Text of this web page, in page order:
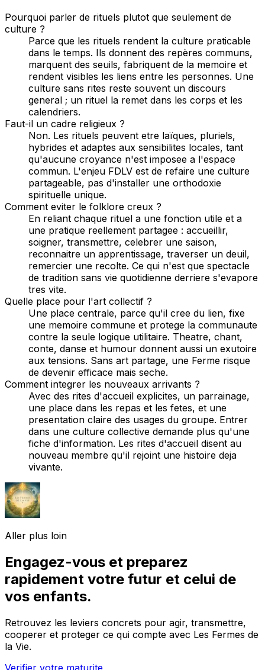
Pourquoi parler de rituels plutot que seulement de
culture ?
Parce que les rituels rendent la culture praticable
dans le temps. Ils donnent des repères communs,
marquent des seuils, fabriquent de la memoire et
rendent visibles les liens entre les personnes. Une
culture sans rites reste souvent un discours
general ; un rituel la remet dans les corps et les
calendriers.
Faut-il un cadre religieux ?
Non. Les rituels peuvent etre laïques, pluriels,
hybrides et adaptes aux sensibilites locales, tant
qu'aucune croyance n'est imposee a l'espace
commun. L'enjeu FDLV est de refaire une culture
partageable, pas d'installer une orthodoxie
spirituelle unique.
Comment eviter le folklore creux ?
En reliant chaque rituel a une fonction utile et a
une pratique reellement partagee : accueillir,
soigner, transmettre, celebrer une saison,
reconnaitre un apprentissage, traverser un deuil,
remercier une recolte. Ce qui n'est que spectacle
de tradition sans vie quotidienne derriere s'evapore
tres vite.
Quelle place pour l'art collectif ?
Une place centrale, parce qu'il cree du lien, fixe
une memoire commune et protege la communaute
contre la seule logique utilitaire. Theatre, chant,
conte, danse et humour donnent aussi un exutoire
aux tensions. Sans art partage, une Ferme risque
de devenir efficace mais seche.
Comment integrer les nouveaux arrivants ?
Avec des rites d'accueil explicites, un parrainage,
une place dans les repas et les fetes, et une
presentation claire des usages du groupe. Entrer
dans une culture collective demande plus qu'une
fiche d'information. Les rites d'accueil disent au
nouveau membre qu'il rejoint une histoire deja
vivante.
Aller plus loin
Engagez-vous et preparez
rapidement votre futur et celui de
vos enfants.
Retrouvez les leviers concrets pour agir, transmettre,
cooperer et proteger ce qui compte avec Les Fermes de
la Vie.
Verifier votre maturite